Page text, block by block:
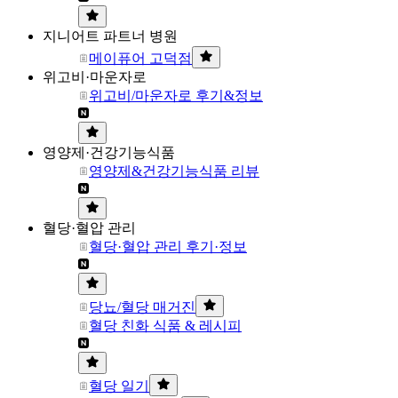
지니어트 파트너 병원
메이퓨어 고덕점
위고비·마운자로
위고비/마운자로 후기&정보
영양제·건강기능식품
영양제&건강기능식품 리뷰
혈당·혈압 관리
혈당·혈압 관리 후기·정보
당뇨/혈당 매거진
혈당 친화 식품 & 레시피
혈당 일기